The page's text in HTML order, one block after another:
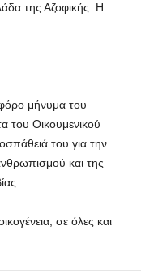
της Αζοφικής. Η
μήνυμα του
του Οικουμενικού
του για την
και της
σε όλες και